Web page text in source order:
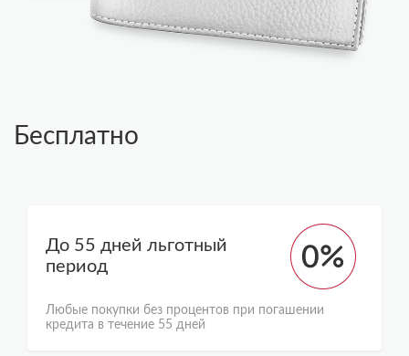
Бесплатно
До 55 дней льготный
период
Любые покупки без процентов при погашении
кредита в течение 55 дней